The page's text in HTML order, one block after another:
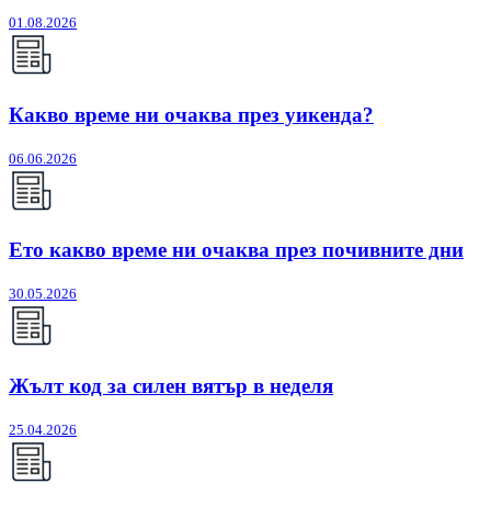
01.08.2026
Какво време ни очаква през уикенда?
06.06.2026
Ето какво време ни очаква през почивните дни
30.05.2026
Жълт код за силен вятър в неделя
25.04.2026